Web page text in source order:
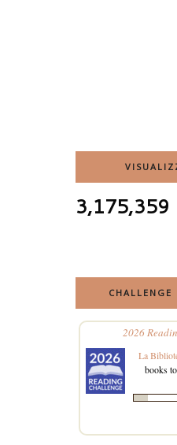
3,175,359
CHALLENGE
2026
La
books